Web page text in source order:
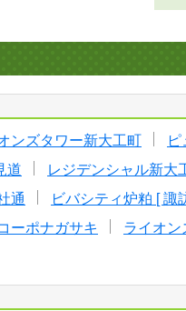
ンズタワー新大工町
道
レジデンシャル新大
通
ビバシティ炉粕 [ 諏
ーポナガサキ
ライオン